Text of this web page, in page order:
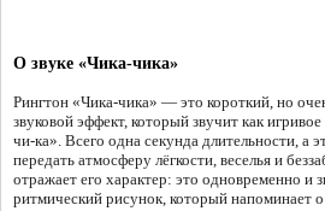
О звуке «Чика-чика»
Рингтон «Чика-чика» — это короткий, но
звуковой эффект, который звучит как
чи-ка». Всего одна секунда длительности, а
передать атмосферу лёгкости, веселья и
отражает его характер: это одновременно и
ритмический рисунок, который напоминает